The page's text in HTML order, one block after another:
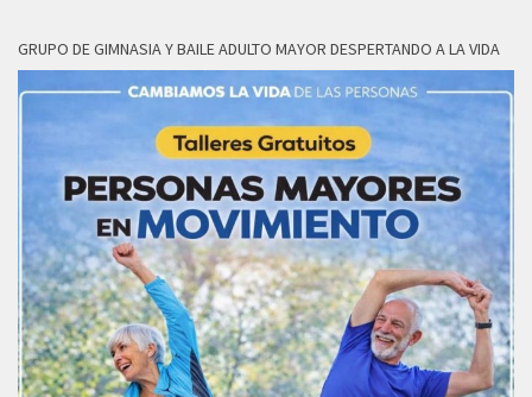
GRUPO DE GIMNASIA Y BAILE ADULTO MAYOR DESPERTANDO A LA VIDA